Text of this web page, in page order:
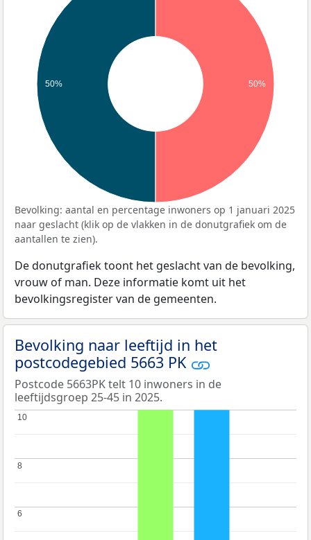
50% 50%
Bevolking: aantal en percentage inwoners op 1 januari 2025
naar geslacht (klik op de vlakken in de donutgrafiek om de
aantallen te zien).
De donutgrafiek toont het geslacht van de bevolking,
vrouw of man. Deze informatie komt uit het
bevolkingsregister van de gemeenten.
Bevolking naar leeftijd in het
postcodegebied 5663 PK
Postcode 5663PK telt 10 inwoners in de
leeftijdsgroep 25-45 in 2025.
6
6
8
8
10
10